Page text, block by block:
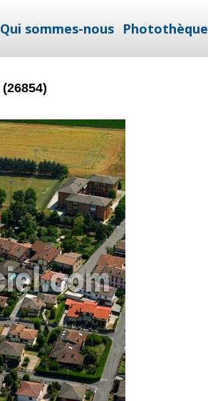
Qui sommes-nous Photothèque